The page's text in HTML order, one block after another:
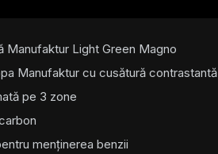
Manufaktur Light Green Magno
Manufaktur cu cusătură contrastantă
pe 3 zone
menținerea benzii